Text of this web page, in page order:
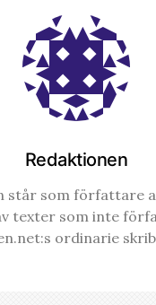
Redaktionen
står som författare
texter som inte
ordinarie